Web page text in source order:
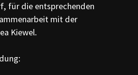
für die entsprechenden
mit der
Kiewel.